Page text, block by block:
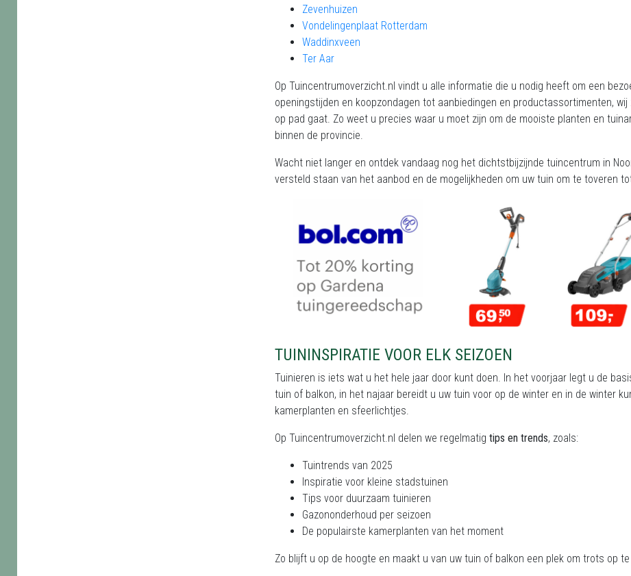
Zevenhuizen
Vondelingenplaat Rotterdam
Waddinxveen
Ter Aar
Op Tuincentrumoverzicht.nl vindt u alle informatie die u nodig heeft om een
openingstijden en koopzondagen tot aanbiedingen en productassortimenten,
op pad gaat. Zo weet u precies waar u moet zijn om de mooiste planten en
binnen de provincie.
Wacht niet langer en ontdek vandaag nog het dichtstbijzijnde tuincentrum in
versteld staan van het aanbod en de mogelijkheden om uw tuin om te toveren
TUININSPIRATIE VOOR ELK SEIZOEN
Tuinieren is iets wat u het hele jaar door kunt doen. In het voorjaar legt u de
tuin of balkon, in het najaar bereidt u uw tuin voor op de winter en in de winter
kamerplanten en sfeerlichtjes.
Op Tuincentrumoverzicht.nl delen we regelmatig tips en trends, zoals:
Tuintrends van 2025
Inspiratie voor kleine stadstuinen
Tips voor duurzaam tuinieren
Gazononderhoud per seizoen
De populairste kamerplanten van het moment
Zo blijft u op de hoogte en maakt u van uw tuin of balkon een plek om trots op te